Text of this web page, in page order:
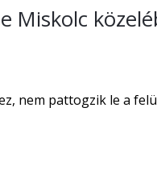
Miskolc
nem pattogzik le a